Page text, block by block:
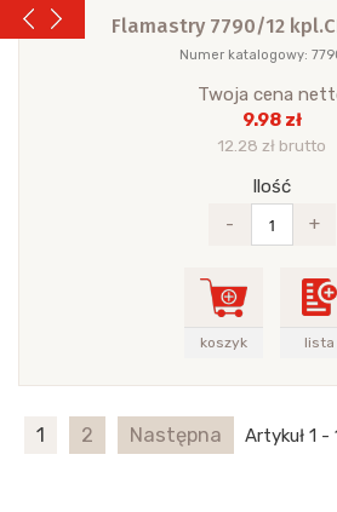
Flamastry 7790/12
Numer katalogowy:
Twoja cena
9.98 zł
12.28 zł brutto
Ilość
-
+
koszyk lista
1 2 Następna Artykuł 1 -